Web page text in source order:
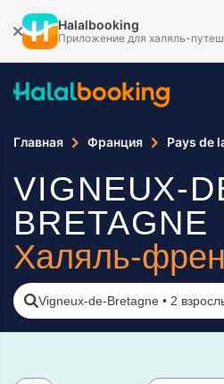
Halalbooking
Приложение для халяль-
Главная Франция Pays de
VIGNEUX-
BRETAGNE
Халяль-
Vigneux-de-Bretagne • 2